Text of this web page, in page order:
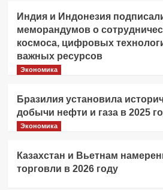
Индия и Индонезия
меморандумов о
космоса, цифровых
важных ресурсов
Экономика
Бразилия установила
добычи нефти и газа в 2025
Экономика
Казахстан и Вьетнам
торговли в 2026 году